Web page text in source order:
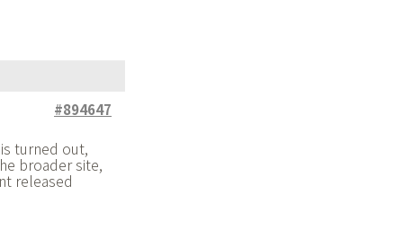
#894647
turned out,
broader site,
released